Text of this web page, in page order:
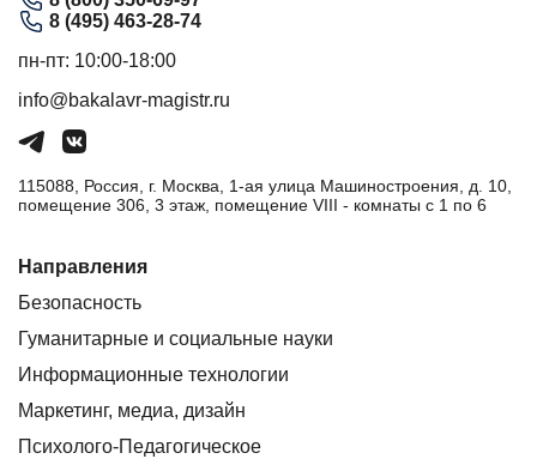
8 (495) 463-28-74
пн-пт: 10:00-18:00
info@bakalavr-magistr.ru
115088, Россия, г. Москва, 1-ая улица Машиностроения, д. 10,
помещение 306, 3 этаж, помещение VIII - комнаты с 1 по 6
Направления
Безопасность
Гуманитарные и социальные науки
Информационные технологии
Маркетинг, медиа, дизайн
Психолого-Педагогическое